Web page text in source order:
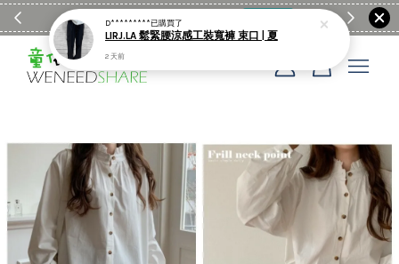
滿$1990送日亞麻棉簡約餐墊 童裝
您的購物車目前還是空的。
繼續購物
D*********已購買了
LIRJ.LA 鬆緊腰涼感工裝寬褲 束口 | 夏
2 天前